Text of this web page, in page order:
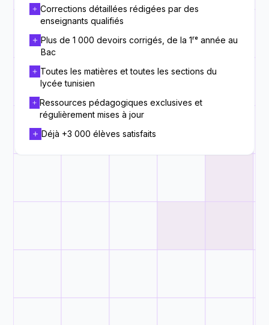
Corrections détaillées rédigées par des
enseignants qualifiés
Plus de 1 000 devoirs corrigés, de la 1ʳᵉ année au
Bac
Toutes les matières et toutes les sections du
lycée tunisien
Ressources pédagogiques exclusives et
régulièrement mises à jour
Déjà +3 000 élèves satisfaits